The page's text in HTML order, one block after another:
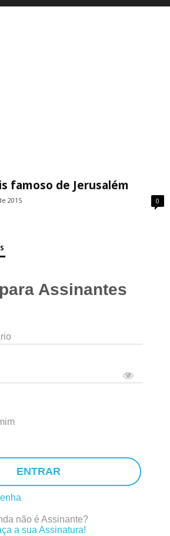
famoso de Jerusalém
2015 0
Assinantes
ENTRAR
não é Assinante?
a sua Assinatura!